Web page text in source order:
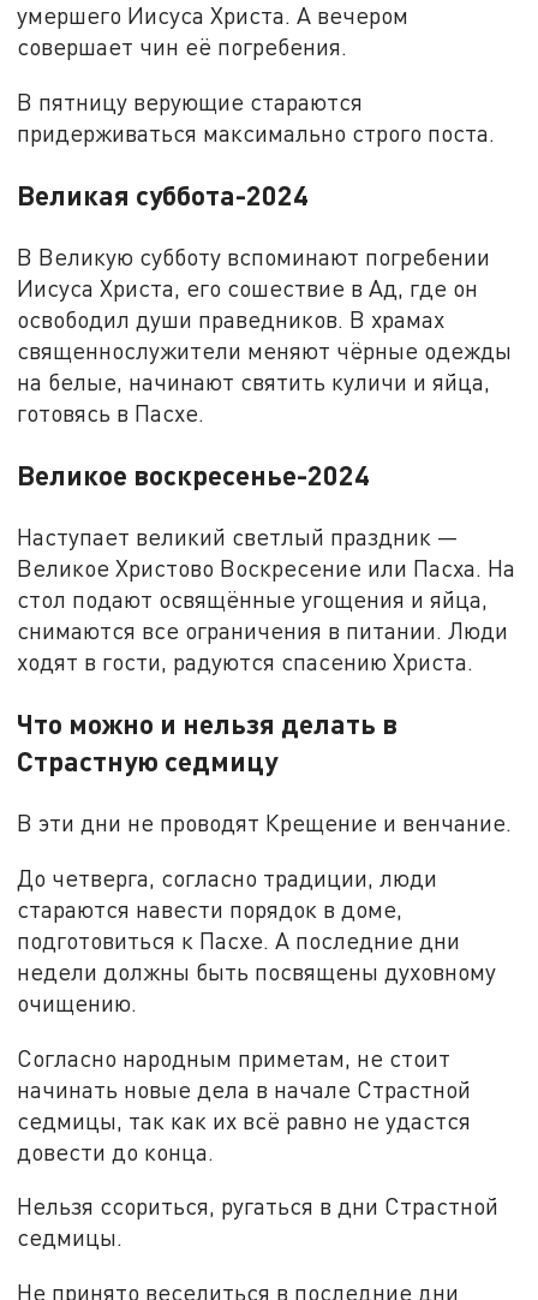
умершего Иисуса Христа. А вечером
совершает чин её погребения.
В пятницу верующие стараются
придерживаться максимально строго поста.
Великая суббота-2024
В Великую субботу вспоминают погребении
Иисуса Христа, его сошествие в Ад, где он
освободил души праведников. В храмах
священнослужители меняют чёрные одежды
на белые, начинают святить куличи и яйца,
готовясь в Пасхе.
Великое воскресенье-2024
Наступает великий светлый праздник —
Великое Христово Воскресение или Пасха. На
стол подают освящённые угощения и яйца,
снимаются все ограничения в питании. Люди
ходят в гости, радуются спасению Христа.
Что можно и нельзя делать в
Страстную седмицу
В эти дни не проводят Крещение и венчание.
До четверга, согласно традиции, люди
стараются навести порядок в доме,
подготовиться к Пасхе. А последние дни
недели должны быть посвящены духовному
очищению.
Согласно народным приметам, не стоит
начинать новые дела в начале Страстной
седмицы, так как их всё равно не удастся
довести до конца.
Нельзя ссориться, ругаться в дни Страстной
седмицы.
Не принято веселиться в последние дни